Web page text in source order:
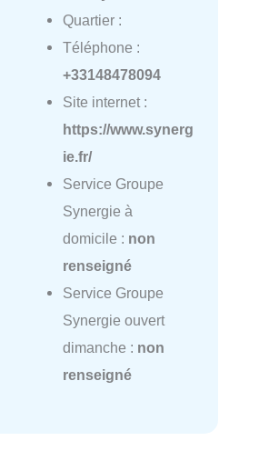
Quartier :
Téléphone :
+33148478094
Site internet :
https://www.synerg
ie.fr/
Service Groupe
Synergie à
domicile : non
renseigné
Service Groupe
Synergie ouvert
dimanche : non
renseigné